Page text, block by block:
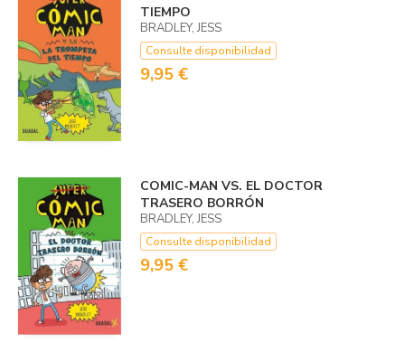
TIEMPO
BRADLEY, JESS
Consulte disponibilidad
9,95 €
COMIC-MAN VS. EL DOCTOR
TRASERO BORRÓN
BRADLEY, JESS
Consulte disponibilidad
9,95 €